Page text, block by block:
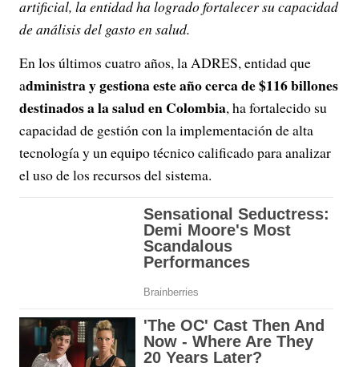
artificial, la entidad ha logrado fortalecer su capacidad
de análisis del gasto en salud.
En los últimos cuatro años, la ADRES, entidad que
administra y gestiona este año cerca de $116 billones
destinados a la salud en Colombia, ha fortalecido su
capacidad de gestión con la implementación de alta
tecnología y un equipo técnico calificado para analizar
el uso de los recursos del sistema.